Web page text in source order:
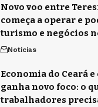
Novo voo entre
começa a operar e
turismo e negócios
Noticias
Economia do Ceará
ganha novo foco: o
trabalhadores